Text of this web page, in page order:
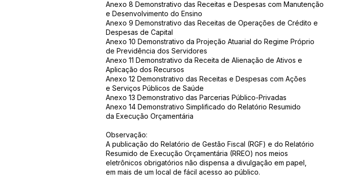
Anexo 8 Demonstrativo das Receitas e Despesas com Manutenção
e Desenvolvimento do Ensino
Anexo 9 Demonstrativo das Receitas de Operações de Crédito e
Despesas de Capital
Anexo 10 Demonstrativo da Projeção Atuarial do Regime Próprio
de Previdência dos Servidores
Anexo 11 Demonstrativo da Receita de Alienação de Ativos e
Aplicação dos Recursos
Anexo 12 Demonstrativo das Receitas e Despesas com Ações
e Serviços Públicos de Saúde
Anexo 13 Demonstrativo das Parcerias Público-Privadas
Anexo 14 Demonstrativo Simplificado do Relatório Resumido
da Execução Orçamentária
Observação:
A publicação do Relatório de Gestão Fiscal (RGF) e do Relatório
Resumido de Execução Orçamentária (RREO) nos meios
eletrônicos obrigatórios não dispensa a divulgação em papel,
em mais de um local de fácil acesso ao público.